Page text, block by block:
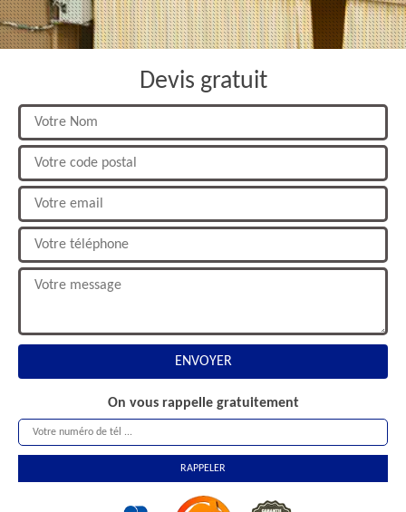
Devis gratuit
On vous rappelle gratuitement